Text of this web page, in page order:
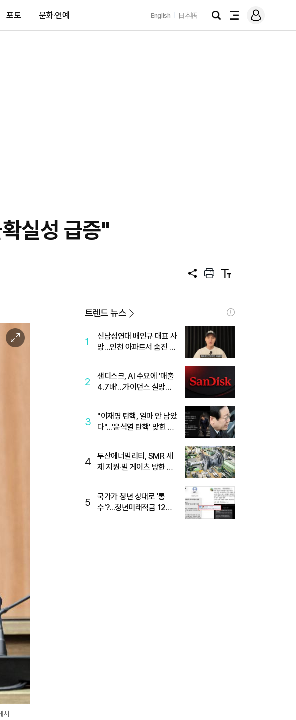
포토 문화·연예 English 日本語
검
전
메
그
실성 급증"
공
프
트
텍
트
이
미
서
트렌드 뉴스
1
신남성연대 배인규 대표 사
망…인천 아파트서 숨진 채
2
샌디스크, AI 수요에 '매출
4.7배'…가이던스 실망에
3
"이재명 탄핵, 얼마 안 남았
다"...'윤석열 탄핵' 맞힌 무
4
두산에너빌리티, SMR 세
제 지원·빌 게이츠 방한 기
5
국가가 청년 상대로 '통
수'?...청년미래적금 12%